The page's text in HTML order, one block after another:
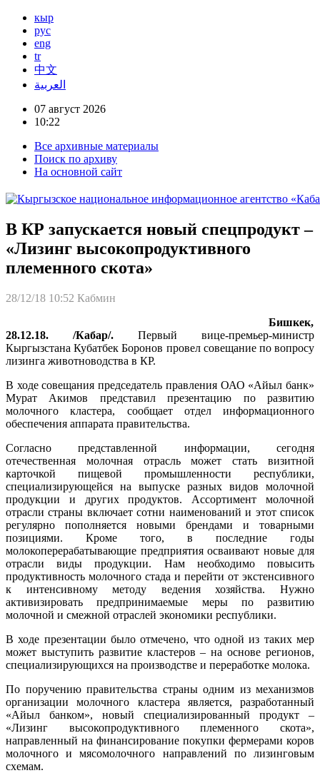
кыр
рус
eng
tr
中文
العربية
07 август 2026
10:22
Все архивные материалы
Поиск по архиву
На основной сайт
В КР запускается новый спецпродукт –
«Лизинг высокопродуктивного
племенного скота»
28/12/18 10:52 Кабмин
Бишкек,
28.12.18. /Кабар/. Первый вице-премьер-министр
Кыргызстана Кубатбек Боронов провел совещание по вопросу
лизинга животноводства в КР.
В ходе совещания председатель правления ОАО «Айыл банк»
Мурат Акимов представил презентацию по развитию
молочного кластера, сообщает отдел информационного
обеспечения аппарата правительства.
Согласно представленной информации, сегодня
отечественная молочная отрасль может стать визитной
карточкой пищевой промышленности республики,
специализирующейся на выпуске разных видов молочной
продукции и других продуктов. Ассортимент молочной
отрасли страны включает сотни наименований и этот список
регулярно пополняется новыми брендами и товарными
позициями. Кроме того, в последние годы
молокоперерабатывающие предприятия осваивают новые для
отрасли виды продукции. Нам необходимо повысить
продуктивность молочного стада и перейти от экстенсивного
к интенсивному методу ведения хозяйства. Нужно
активизировать предпринимаемые меры по развитию
молочной и смежной отраслей экономики республики.
В ходе презентации было отмечено, что одной из таких мер
может выступить развитие кластеров – на основе регионов,
специализирующихся на производстве и переработке молока.
По поручению правительства страны одним из механизмов
организации молочного кластера является, разработанный
«Айыл банком», новый специализированный продукт –
«Лизинг высокопродуктивного племенного скота»,
направленный на финансирование покупки фермерами коров
молочного и мясомолочного направлений по лизинговым
схемам.